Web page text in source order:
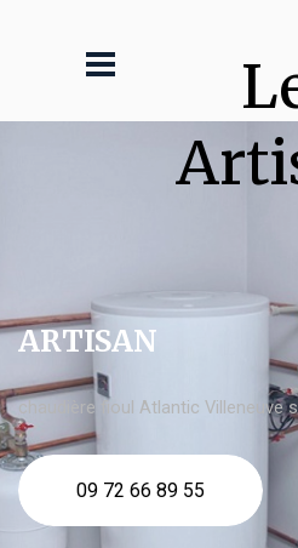
ARTISAN
chaudière fioul Atlantic Villeneuve
09 72 66 89 55